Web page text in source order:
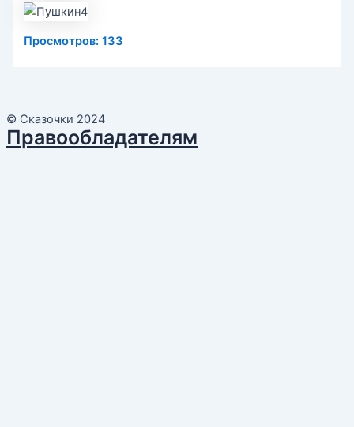
Просмотров: 133
© Сказочки 2024
Правообладателям